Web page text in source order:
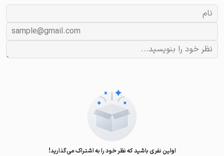
اولین نفری باشید که نظر خود را به اشتراک می‌گذارید!